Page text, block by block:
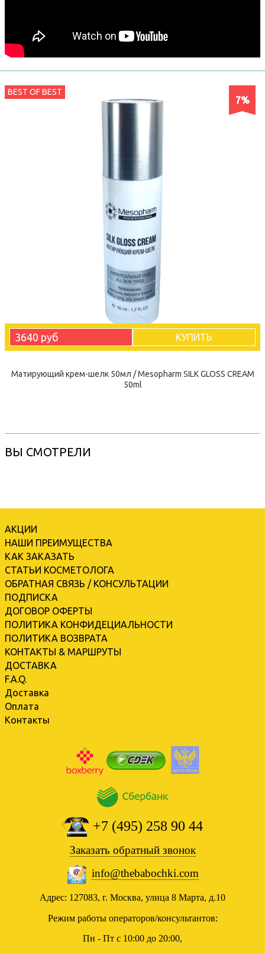
7%
BEST OF BEST
3640 руб КУПИТЬ
Матирующий крем-шелк 50мл / Mesopharm SILK GLOSS CREAM
50ml
ВЫ СМОТРЕЛИ
АКЦИИ
НАШИ ПРЕИМУЩЕСТВА
КАК ЗАКАЗАТЬ
СТАТЬИ КОСМЕТОЛОГА
ОБРАТНАЯ СВЯЗЬ / КОНСУЛЬТАЦИИ
ПОДПИСКА
ДОГОВОР ОФЕРТЫ
ПОЛИТИКА КОНФИДЕЦИАЛЬНОСТИ
ПОЛИТИКА ВОЗВРАТА
КОНТАКТЫ & МАРШРУТЫ
ДОСТАВКА
F.A.Q.
Доставка
Оплата
Контакты
+7 (495) 258 90 44
Заказать обратный звонок
info@thebabochki.com
Адрес: 127083, г. Москва, улица 8 Марта, д.10
Режим работы операторов/консультантов:
Пн - Пт с 10:00 до 20:00,